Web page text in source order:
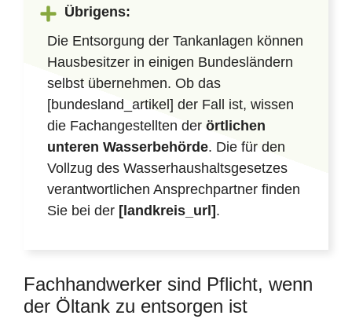
Übrigens:
Die Entsorgung der Tankanlagen können
Hausbesitzer in einigen Bundesländern
selbst übernehmen. Ob das
[bundesland_artikel] der Fall ist, wissen
die Fachangestellten der örtlichen
unteren Wasserbehörde. Die für den
Vollzug des Wasserhaushaltsgesetzes
verantwortlichen Ansprechpartner finden
Sie bei der [landkreis_url] .
Fachhandwerker sind Pflicht, wenn
der Öltank zu entsorgen ist